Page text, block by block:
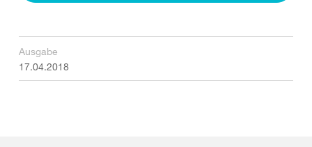
Ausgabe
17.04.2018